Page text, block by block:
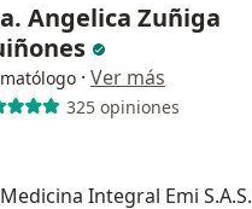
Angelica Zuñiga
· Ver más
325 opiniones
Integral Emi S.A.S.